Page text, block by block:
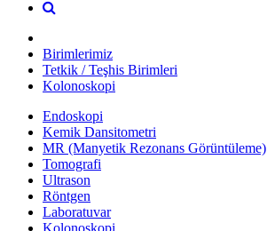
Birimlerimiz
Tetkik / Teşhis Birimleri
Kolonoskopi
Endoskopi
Kemik Dansitometri
MR (Manyetik Rezonans Görüntüleme)
Tomografi
Ultrason
Röntgen
Laboratuvar
Kolonoskopi